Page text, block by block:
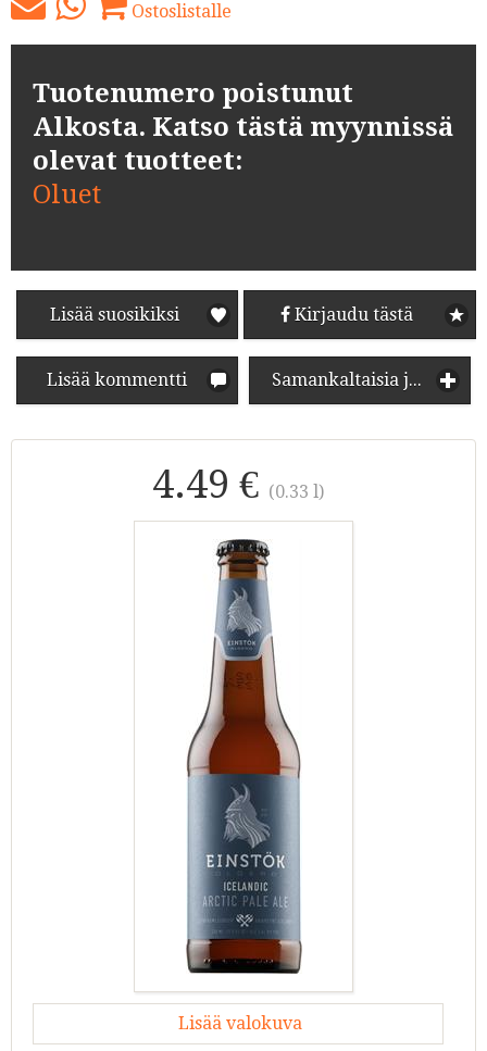
Ostoslistalle
Tuotenumero poistunut
Alkosta. Katso tästä myynnissä
olevat tuotteet:
Oluet
Lisää suosikiksi Kirjaudu tästä
Lisää kommentti Samankaltaisia juomia
4.49 € (0.33 l)
Lisää valokuva